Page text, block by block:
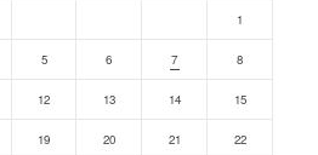
1
5 6 7 8
12 13 14 15
19 20 21 22